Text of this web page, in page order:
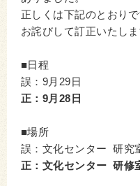
正しくは下記のとおりで
お詫びして訂正いたしま
■日程
誤：9月29日
正：9月28日
■場所
誤：文化センター 研究
正：文化センター 研修